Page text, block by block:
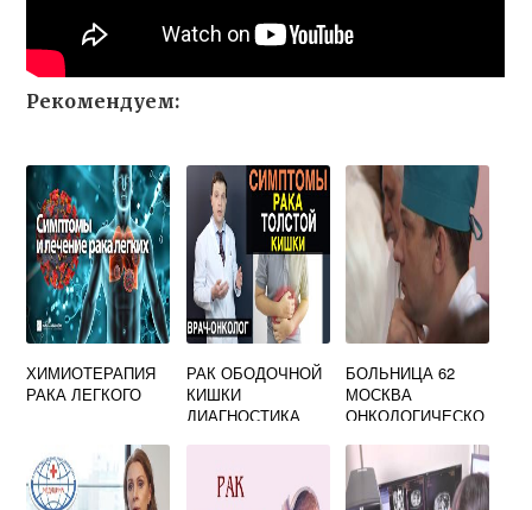
Рекомендуем:
ХИМИОТЕРАПИЯ
РАКА ЛЕГКОГО
РАК ОБОДОЧНОЙ
КИШКИ
ДИАГНОСТИКА
БОЛЬНИЦА 62
МОСКВА
ОНКОЛОГИЧЕСКО
ОФИЦИАЛЬНЫЙ